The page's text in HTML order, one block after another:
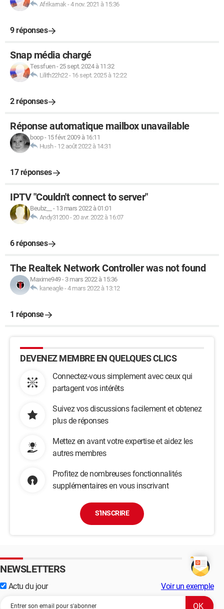
Afrikarnak -4 nov. 2021 à 15:36
9 réponses
Snap média chargé
Tessfuen-25 sept. 2024 à 11:32
Lilith22h22- 16 sept. 2025 à 12:22
2 réponses
Réponse automatique mailbox unavailable
boop- 15 févr. 2009 à 16:11
Hush- 12 août 2022 à 14:31
17 réponses
IPTV "Couldn't connect to server"
Beubz__ - 13 mars 2022 à 01:01
Andy31200-20 avr. 2022 à 16:07
6 réponses
The Realtek Network Controller was not found
Maxime949- 3 mars 2022 à 15:36
kaneagle-4 mars 2022 à 13:12
1 réponse
DEVENEZ MEMBRE EN QUELQUES CLICS
Connectez-vous simplement avec ceux qui
partagent vos intérêts
Suivez vos discussions facilement et obtenez
plus de réponses
Mettez en avant votre expertise et aidez les
autres membres
Profitez de nombreuses fonctionnalités
supplémentaires en vous inscrivant
S'INSCRIRE
NEWSLETTERS
Actu du jour Voir un exemple